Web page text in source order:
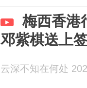
梅西香港
邓紫棋送上
云深不知在何处